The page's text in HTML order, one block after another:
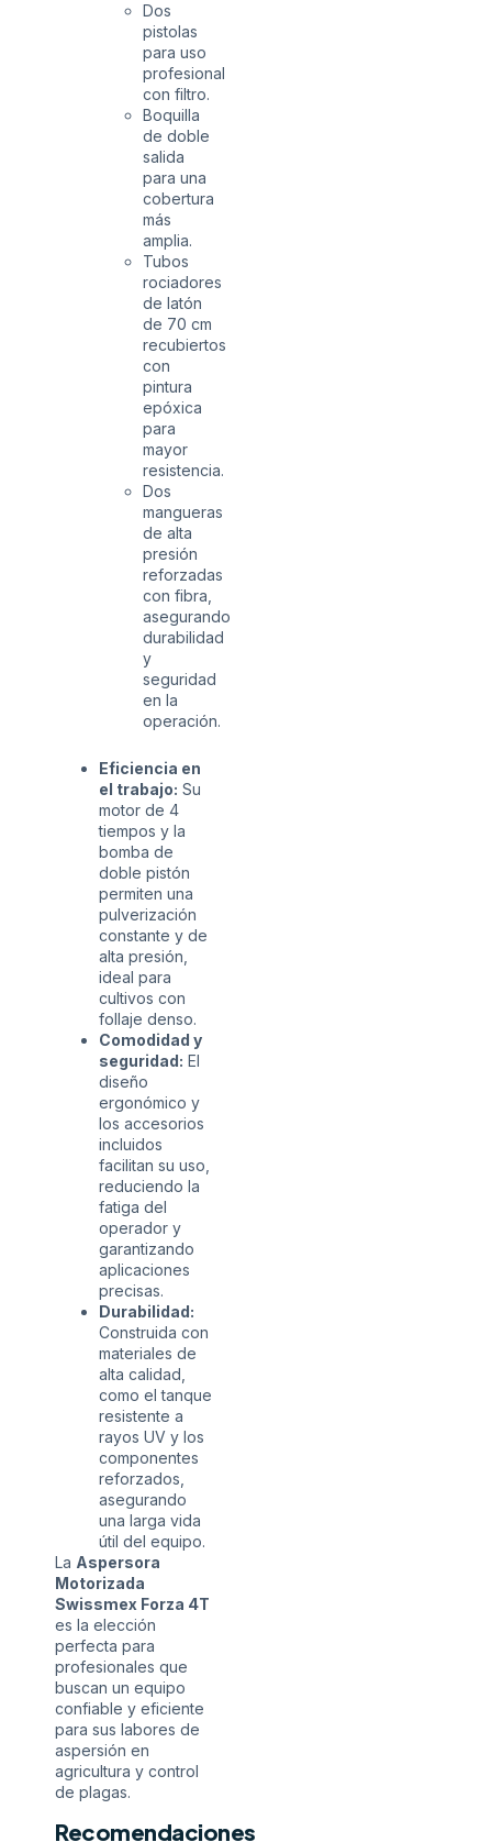
Dos
pistolas
para uso
profesional
con filtro.
Boquilla
de doble
salida
para una
cobertura
más
amplia.
Tubos
rociadores
de latón
de 70 cm
recubiertos
con
pintura
epóxica
para
mayor
resistencia.
Dos
mangueras
de alta
presión
reforzadas
con fibra,
asegurando
durabilidad
y
seguridad
en la
operación.
Eficiencia en
el trabajo: Su
motor de 4
tiempos y la
bomba de
doble pistón
permiten una
pulverización
constante y de
alta presión,
ideal para
cultivos con
follaje denso.
Comodidad y
seguridad: El
diseño
ergonómico y
los accesorios
incluidos
facilitan su uso,
reduciendo la
fatiga del
operador y
garantizando
aplicaciones
precisas.
Durabilidad:
Construida con
materiales de
alta calidad,
como el tanque
resistente a
rayos UV y los
componentes
reforzados,
asegurando
una larga vida
útil del equipo.
La Aspersora
Motorizada
Swissmex Forza 4T
es la elección
perfecta para
profesionales que
buscan un equipo
confiable y eficiente
para sus labores de
aspersión en
agricultura y control
de plagas.
Recomendaciones